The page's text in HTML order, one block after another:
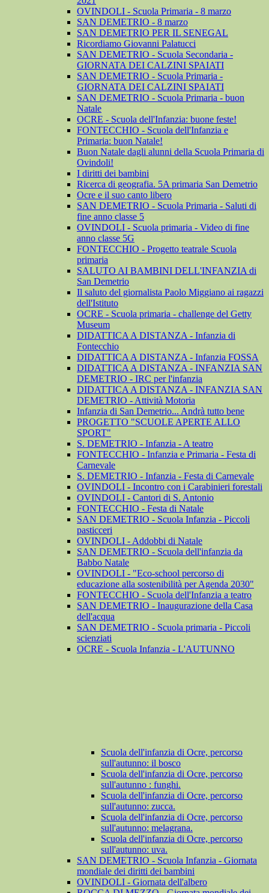
OVINDOLI - Scuola Primaria - 8 marzo
SAN DEMETRIO - 8 marzo
SAN DEMETRIO PER IL SENEGAL
Ricordiamo Giovanni Palatucci
SAN DEMETRIO - Scuola Secondaria -
GIORNATA DEI CALZINI SPAIATI
SAN DEMETRIO - Scuola Primaria -
GIORNATA DEI CALZINI SPAIATI
SAN DEMETRIO - Scuola Primaria - buon
Natale
OCRE - Scuola dell'Infanzia: buone feste!
FONTECCHIO - Scuola dell'Infanzia e
Primaria: buon Natale!
Buon Natale dagli alunni della Scuola Primaria di
Ovindoli!
I diritti dei bambini
Ricerca di geografia. 5A primaria San Demetrio
Ocre e il suo canto libero
SAN DEMETRIO - Scuola Primaria - Saluti di
fine anno classe 5
OVINDOLI - Scuola primaria - Video di fine
anno classe 5G
FONTECCHIO - Progetto teatrale Scuola
primaria
SALUTO AI BAMBINI DELL'INFANZIA di
San Demetrio
Il saluto del giornalista Paolo Miggiano ai ragazzi
dell'Istituto
OCRE - Scuola primaria - challenge del Getty
Museum
DIDATTICA A DISTANZA - Infanzia di
Fontecchio
DIDATTICA A DISTANZA - Infanzia FOSSA
DIDATTICA A DISTANZA - INFANZIA SAN
DEMETRIO - IRC per l'infanzia
DIDATTICA A DISTANZA - INFANZIA SAN
DEMETRIO - Attività Motoria
Infanzia di San Demetrio... Andrà tutto bene
PROGETTO "SCUOLE APERTE ALLO
SPORT"
S. DEMETRIO - Infanzia - A teatro
FONTECCHIO - Infanzia e Primaria - Festa di
Carnevale
S. DEMETRIO - Infanzia - Festa di Carnevale
OVINDOLI - Incontro con i Carabinieri forestali
OVINDOLI - Cantori di S. Antonio
FONTECCHIO - Festa di Natale
SAN DEMETRIO - Scuola Infanzia - Piccoli
pasticceri
OVINDOLI - Addobbi di Natale
SAN DEMETRIO - Scuola dell'infanzia da
Babbo Natale
OVINDOLI - "Eco-school percorso di
educazione alla sostenibilità per Agenda 2030"
FONTECCHIO - Scuola dell'Infanzia a teatro
SAN DEMETRIO - Inaugurazione della Casa
dell'acqua
SAN DEMETRIO - Scuola primaria - Piccoli
scienziati
OCRE - Scuola Infanzia - L'AUTUNNO
Scuola dell'infanzia di Ocre, percorso
sull'autunno: il bosco
Scuola dell'infanzia di Ocre, percorso
sull'autunno : funghi.
Scuola dell'infanzia di Ocre, percorso
sull'autunno: zucca.
Scuola dell'infanzia di Ocre, percorso
sull'autunno: melagrana.
Scuola dell'infanzia di Ocre, percorso
sull'autunno: uva.
SAN DEMETRIO - Scuola Infanzia - Giornata
mondiale dei diritti dei bambini
OVINDOLI - Giornata dell'albero